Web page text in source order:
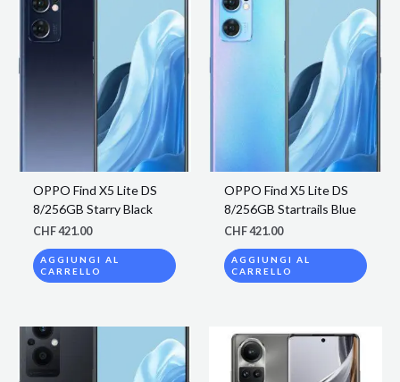
OPPO Find X5 Lite DS
8/256GB Starry Black
CHF421.00
AGGIUNGI AL
CARRELLO
OPPO Find X5 Lite DS
8/256GB Startrails Blue
CHF421.00
AGGIUNGI AL
CARRELLO